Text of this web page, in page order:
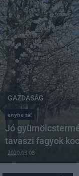
GAZDASÁG
enyhe tél
Jó
tavaszi fagyok
2020.03.08